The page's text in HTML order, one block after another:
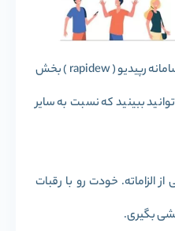
یکی از جذاب ترین قسمت های سامانه رپیدیو ( rapidew ) بخش
ببینید که نسبت به سایر
الزاماته. خودت رو با رقبات
بگیری.